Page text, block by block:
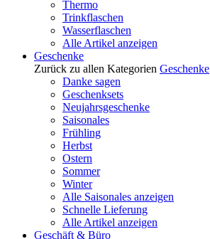
Thermo
Trinkflaschen
Wasserflaschen
Alle Artikel anzeigen
Geschenke
Zurück zu allen Kategorien Geschenke
Danke sagen
Geschenksets
Neujahrsgeschenke
Saisonales
Frühling
Herbst
Ostern
Sommer
Winter
Alle Saisonales anzeigen
Schnelle Lieferung
Alle Artikel anzeigen
Geschäft & Büro